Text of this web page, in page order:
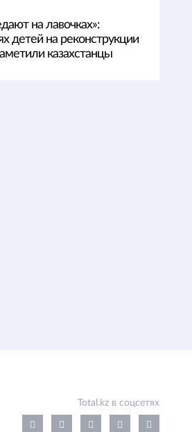
на лавочках»:
детей на реконструкции
казахстанцы
Total.kz в соцсетях